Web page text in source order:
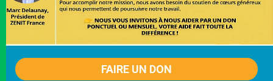
FAIRE UN DON